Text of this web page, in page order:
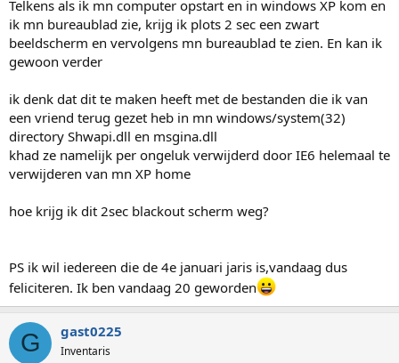
t
e
r
Telkens als ik mn computer opstart en in windows XP kom en
ik mn bureaublad zie, krijg ik plots 2 sec een zwart
beeldscherm en vervolgens mn bureaublad te zien. En kan ik
gewoon verder
ik denk dat dit te maken heeft met de bestanden die ik van
een vriend terug gezet heb in mn windows/system(32)
directory Shwapi.dll en msgina.dll
khad ze namelijk per ongeluk verwijderd door IE6 helemaal te
verwijderen van mn XP home
hoe krijg ik dit 2sec blackout scherm weg?
PS ik wil iedereen die de 4e januari jaris is,vandaag dus
feliciteren. Ik ben vandaag 20 geworden
G gast0225
Inventaris